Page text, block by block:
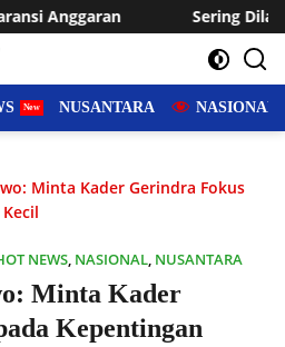
Dilanda Genangan, Desa
NUSANTARA NASIONAL
Minta Kader Gerindra Fokus
NEWS, NASIONAL, NUSANTARA
Minta Kader
Kepentingan